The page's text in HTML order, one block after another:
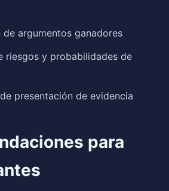
argumentos ganadores
riesgos y probabilidades de
presentación de evidencia
para